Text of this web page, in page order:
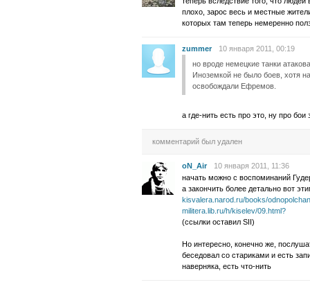
плохо, зарос весь и местные
которых там теперь немеренно
zummer
10 января 2011, 00:19
но вроде немецкие танки
Иноземкой не было боев, хотя
освобождали Ефремов.
а где-нить есть про это, ну про бои
комментарий был удален
oN_Air
10 января 2011, 11:36
начать можно с воспоминаний
а закончить более детально вот
kisvalera.narod.ru/books/
militera.lib.ru/h/kiselev/09.html?
(ссылки оставил SII)
Но интересно, конечно же,
беседовал со стариками и есть
наверняка, есть что-нить